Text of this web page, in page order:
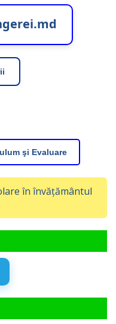
şi Evaluare
în învățământul